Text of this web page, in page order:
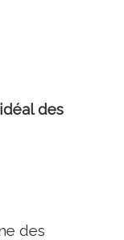
des
des